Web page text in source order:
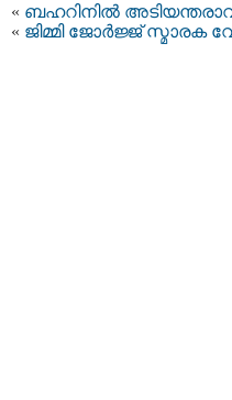
« ബഹറിനില്‍
« ജിമ്മി ജോര്‍ജ്ജ്‌